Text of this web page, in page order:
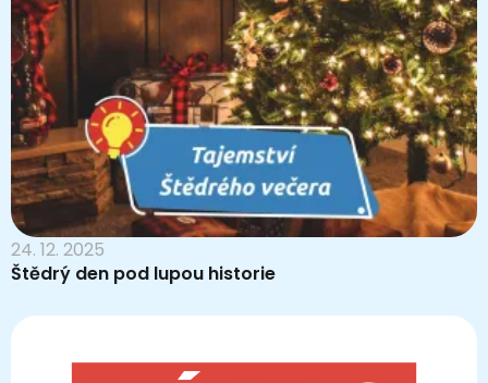
24. 12. 2025
Štědrý den pod lupou historie